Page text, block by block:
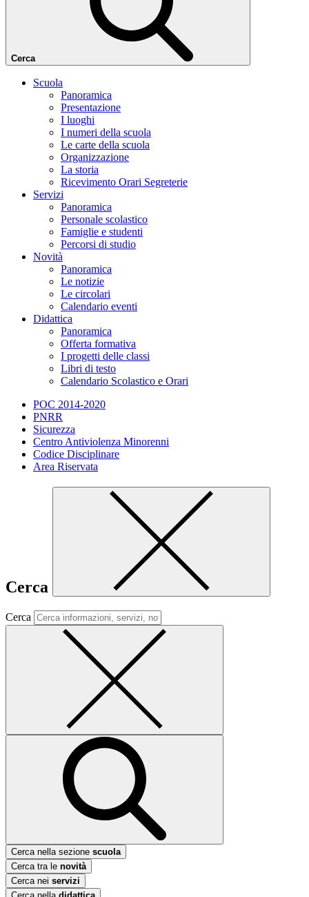
Cerca
Scuola
Panoramica
Presentazione
I luoghi
I numeri della scuola
Le carte della scuola
Organizzazione
La storia
Ricevimento Orari Segreterie
Servizi
Panoramica
Personale scolastico
Famiglie e studenti
Percorsi di studio
Novità
Panoramica
Le notizie
Le circolari
Calendario eventi
Didattica
Panoramica
Offerta formativa
I progetti delle classi
Libri di testo
Calendario Scolastico e Orari
POC 2014-2020
PNRR
Sicurezza
Centro Antiviolenza Minorenni
Codice Disciplinare
Area Riservata
Cerca
Cerca
Cerca nella sezione scuola
Cerca tra le novità
Cerca nei servizi